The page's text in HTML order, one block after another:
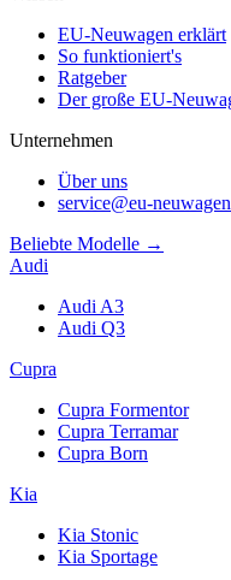
EU-Neuwagen erklärt
So funktioniert's
Ratgeber
Der große EU-
Unternehmen
Über uns
service@eu-
Beliebte Modelle →
Audi
Audi A3
Audi Q3
Cupra
Cupra Formentor
Cupra Terramar
Cupra Born
Kia
Kia Stonic
Kia Sportage